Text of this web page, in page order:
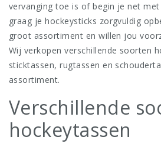
vervanging toe is of begin je net
graag je hockeysticks zorgvuldig
groot assortiment en willen jou
Wij verkopen verschillende soorten
sticktassen, rugtassen en
assortiment.
Verschillende
hockeytassen